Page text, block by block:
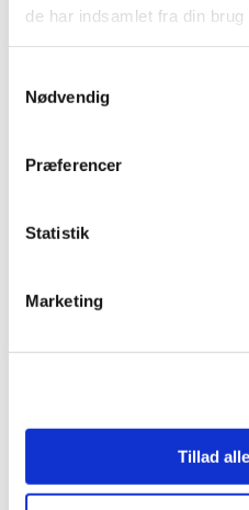
de har indsamlet fra din brug
Nødvendig
Præferencer
Statistik
Marketing
Tillad
2023 (195)
2022 (197)
2020 (263)
2018 (150)
december (19)
september (16)
maj (9)
marts (16)